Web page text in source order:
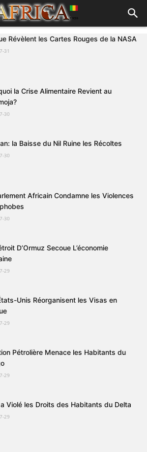
Révèlent les Cartes Rouges de la NASA
31
la Crise Alimentaire Revient au
30
la Baisse du Nil Ruine les Récoltes
30
Africain Condamne les Violences
30
D’Ormuz Secoue L’économie
29
Unis Réorganisent les Visas en
29
Pétrolière Menace les Habitants du
29
Violé les Droits des Habitants du Delta
29